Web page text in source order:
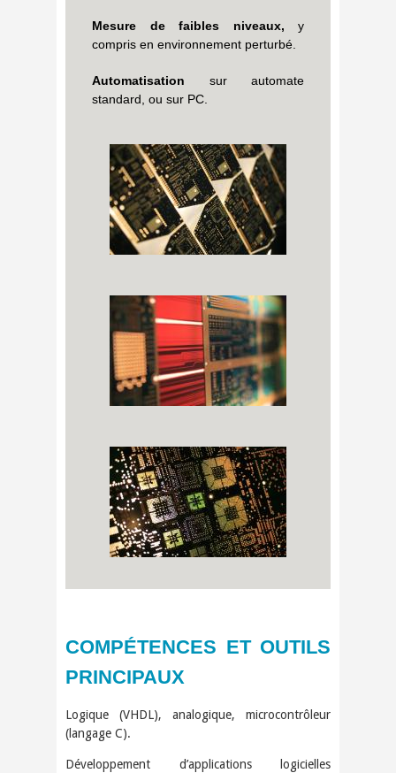
Mesure de faibles niveaux, y
compris en environnement perturbé.
Automatisation sur automate
standard, ou sur PC.
COMPÉTENCES ET OUTILS
PRINCIPAUX
Logique (VHDL), analogique, microcontrôleur
(langage C).
Développement d’applications logicielles